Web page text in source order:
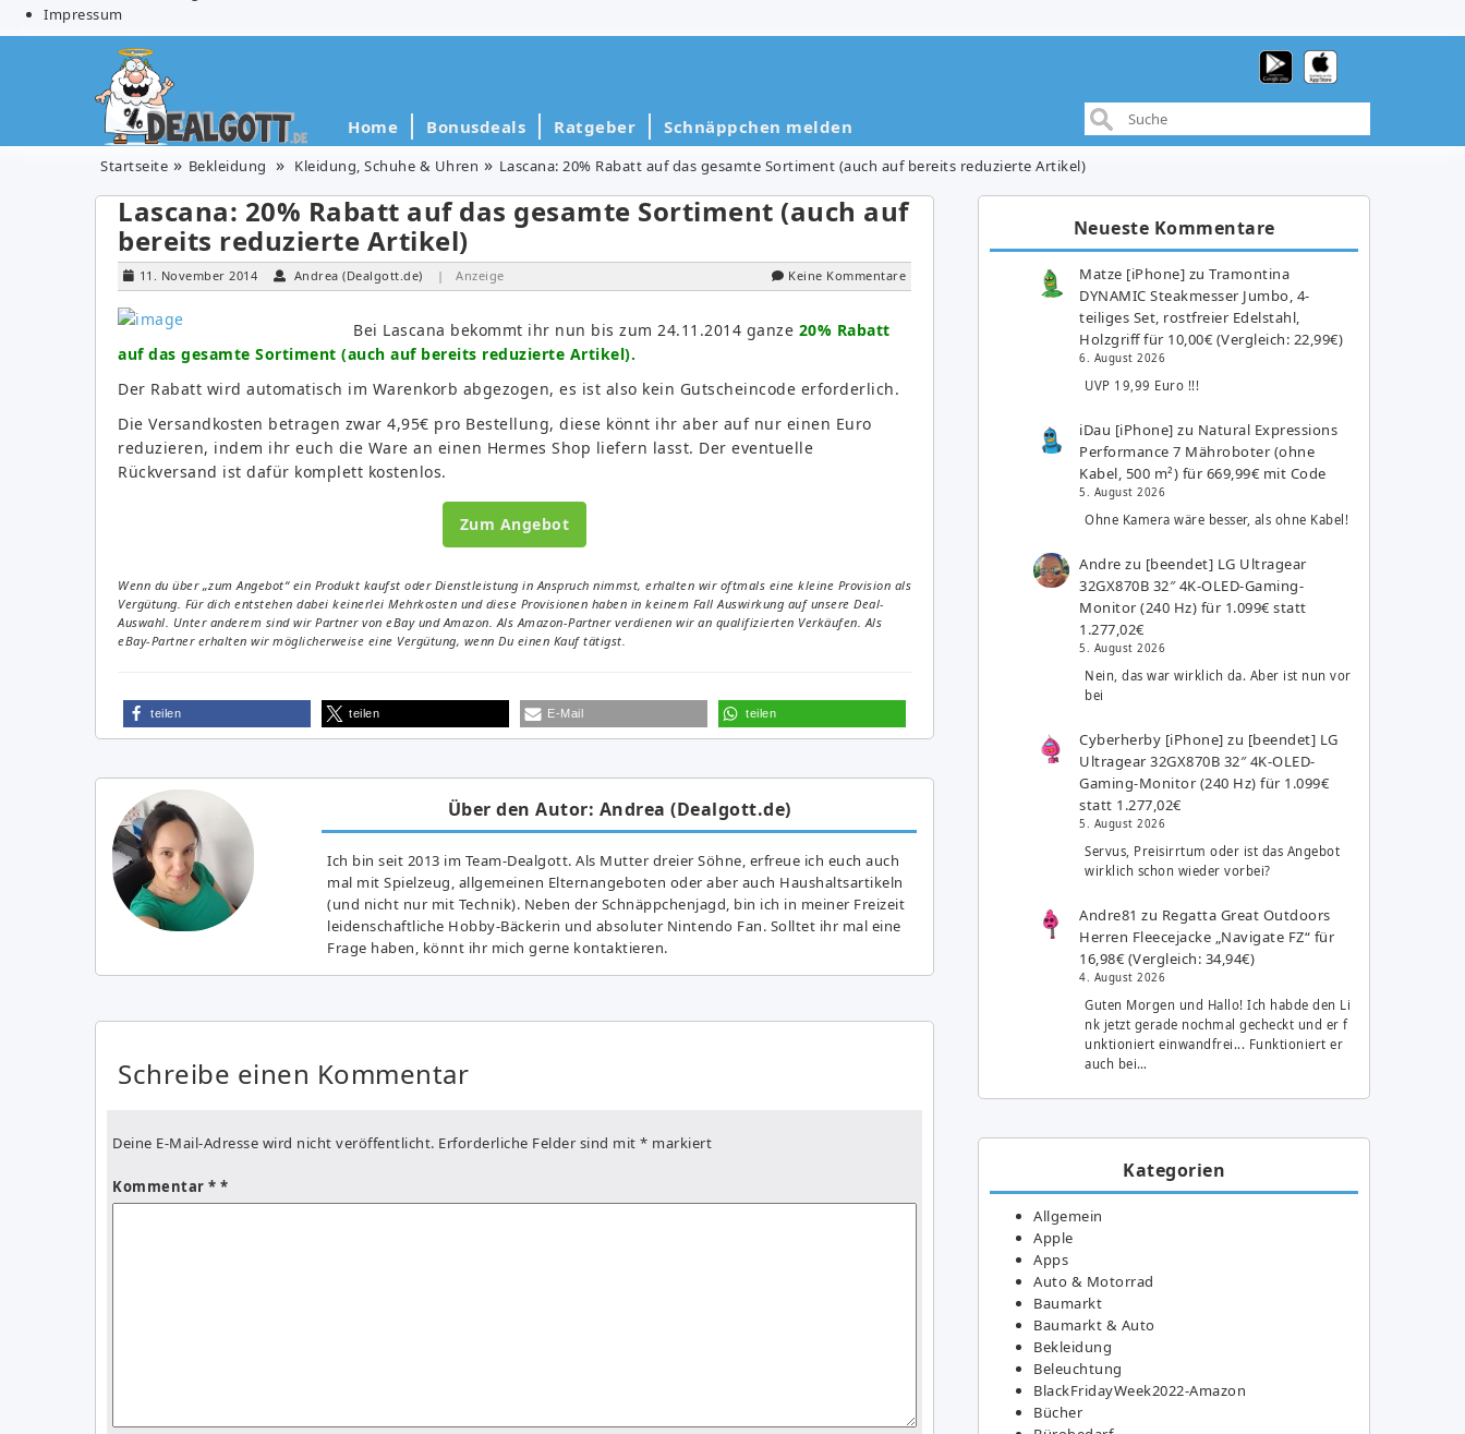
Impressum
Home Bonusdeals Ratgeber Schnäppchen melden
Startseite Bekleidung Kleidung, Schuhe & Uhren Lascana: 20% Rabatt auf das gesamte Sortiment (auch auf bereits reduzierte Artikel)
Lascana: 20% Rabatt auf das gesamte Sortiment (auch auf
bereits reduzierte Artikel)
11. November 2014 Andrea (Dealgott.de) | Anzeige Keine Kommentare
Bei Lascana bekommt ihr nun bis zum 24.11.2014 ganze 20% Rabatt
auf das gesamte Sortiment (auch auf bereits reduzierte Artikel).
Der Rabatt wird automatisch im Warenkorb abgezogen, es ist also kein Gutscheincode erforderlich.
Die Versandkosten betragen zwar 4,95€ pro Bestellung, diese könnt ihr aber auf nur einen Euro
reduzieren, indem ihr euch die Ware an einen Hermes Shop liefern lasst. Der eventuelle
Rückversand ist dafür komplett kostenlos.
Zum Angebot
Wenn du über „zum Angebot“ ein Produkt kaufst oder Dienstleistung in Anspruch nimmst, erhalten wir oftmals eine kleine Provision als
Vergütung. Für dich entstehen dabei keinerlei Mehrkosten und diese Provisionen haben in keinem Fall Auswirkung auf unsere Deal-
Auswahl. Unter anderem sind wir Partner von eBay und Amazon. Als Amazon-Partner verdienen wir an qualifizierten Verkäufen. Als
eBay-Partner erhalten wir möglicherweise eine Vergütung, wenn Du einen Kauf tätigst.
teilen teilen E-Mail teilen
Über den Autor: Andrea (Dealgott.de)
Ich bin seit 2013 im Team-Dealgott. Als Mutter dreier Söhne, erfreue ich euch auch
mal mit Spielzeug, allgemeinen Elternangeboten oder aber auch Haushaltsartikeln
(und nicht nur mit Technik). Neben der Schnäppchenjagd, bin ich in meiner Freizeit
leidenschaftliche Hobby-Bäckerin und absoluter Nintendo Fan. Solltet ihr mal eine
Frage haben, könnt ihr mich gerne kontaktieren.
Schreibe einen Kommentar
Deine E-Mail-Adresse wird nicht veröffentlicht. Erforderliche Felder sind mit * markiert
Kommentar *
Neueste Kommentare
Matze [iPhone] zuTramontina
DYNAMIC Steakmesser Jumbo, 4-
teiliges Set, rostfreier Edelstahl,
Holzgriff für 10,00€ (Vergleich: 22,99€)
6. August 2026
UVP 19,99 Euro !!!
iDau [iPhone] zu Natural Expressions
Performance 7 Mähroboter (ohne
Kabel, 500 m²) für 669,99€ mit Code
5. August 2026
Ohne Kamera wäre besser, als ohne Kabel!
Andre zu [beendet] LG Ultragear
32GX870B 32″ 4K-OLED-Gaming-
Monitor (240 Hz) für 1.099€ statt
1.277,02€
5. August 2026
Nein, das war wirklich da. Aber ist nun vor
bei
Cyberherby [iPhone] zu [beendet] LG
Ultragear 32GX870B 32″ 4K-OLED-
Gaming-Monitor (240 Hz) für 1.099€
statt 1.277,02€
5. August 2026
Servus, Preisirrtum oder ist das Angebot
wirklich schon wieder vorbei?
Andre81 zu Regatta Great Outdoors
Herren Fleecejacke „Navigate FZ“ für
16,98€ (Vergleich: 34,94€)
4. August 2026
Guten Morgen und Hallo! Ich habde den Li
nk jetzt gerade nochmal gecheckt und er f
unktioniert einwandfrei... Funktioniert er
auch bei…
Kategorien
Allgemein
Apple
Apps
Auto & Motorrad
Baumarkt
Baumarkt & Auto
Bekleidung
Beleuchtung
BlackFridayWeek2022-Amazon
Bücher